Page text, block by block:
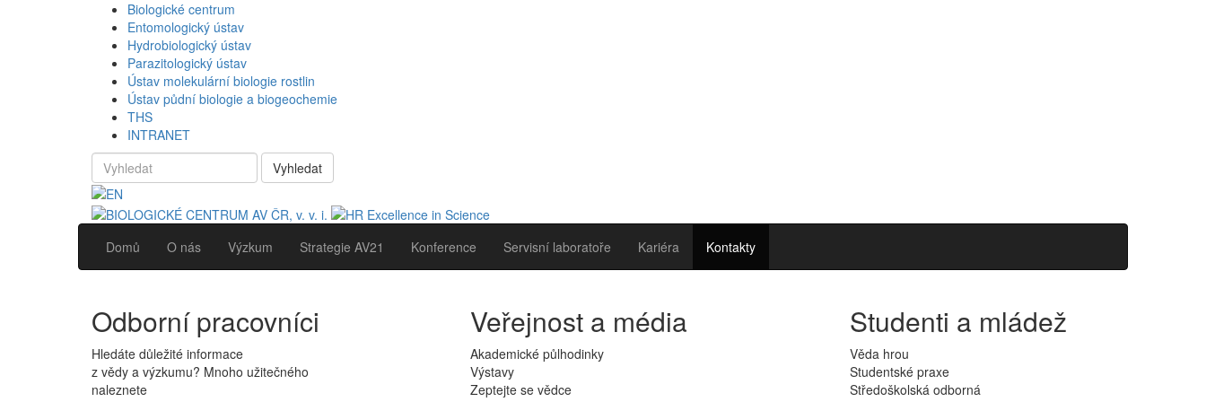
Biologické centrum
Entomologický ústav
Hydrobiologický ústav
Parazitologický ústav
Ústav molekulární biologie rostlin
Ústav půdní biologie a biogeochemie
THS
INTRANET
Vyhledat
Domů O nás Výzkum Strategie AV21 Konference Servisní laboratoře Kariéra Kontakty
Odborní pracovníci
Hledáte důležité informace
z vědy a výzkumu? Mnoho užitečného
naleznete
Veřejnost a média
Akademické půlhodinky
Výstavy
Zeptejte se vědce
Studenti a mládež
Věda hrou
Studentské praxe
Středoškolská odborná